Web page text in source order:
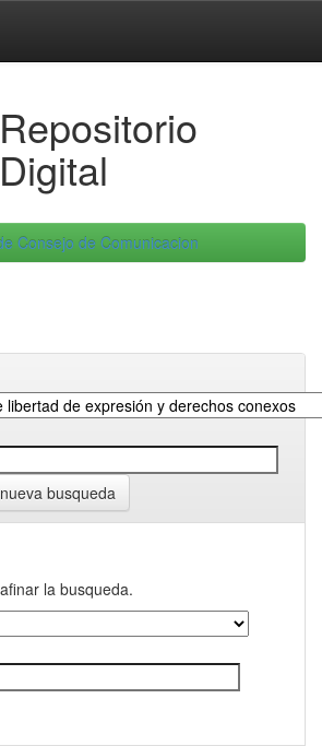
Repositorio
Digital
Consejo de Comunicacion
busqueda
la busqueda.